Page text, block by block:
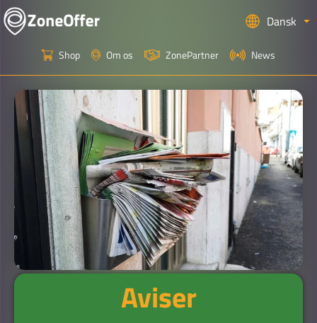
Dansk
Shop Om os ZonePartner News
Aviser